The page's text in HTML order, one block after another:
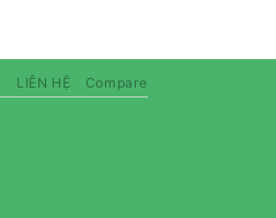
LIÊN HỆ Compare